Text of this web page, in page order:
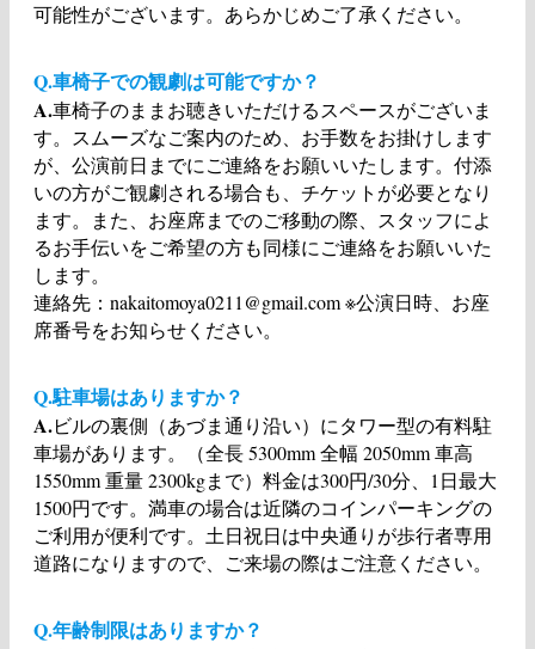
可能性がございます。あらかじめご了承ください。
Q.車椅子での観劇は可能ですか？
A.車椅子のままお聴きいただけるスペースがございま
す。スムーズなご案内のため、お手数をお掛けします
が、公演前日までにご連絡をお願いいたします。付添
いの方がご観劇される場合も、チケットが必要となり
ます。また、お座席までのご移動の際、スタッフによ
るお手伝いをご希望の方も同様にご連絡をお願いいた
します。
連絡先：nakaitomoya0211@gmail.com ※公演日時、お座
席番号をお知らせください。
Q.駐車場はありますか？
A.ビルの裏側（あづま通り沿い）にタワー型の有料駐
車場があります。（全長 5300mm 全幅 2050mm 車高
1550mm 重量 2300kgまで）料金は300円/30分、1日最大
1500円です。満車の場合は近隣のコインパーキングの
ご利用が便利です。土日祝日は中央通りが歩行者専用
道路になりますので、ご来場の際はご注意ください。
Q.年齢制限はありますか？